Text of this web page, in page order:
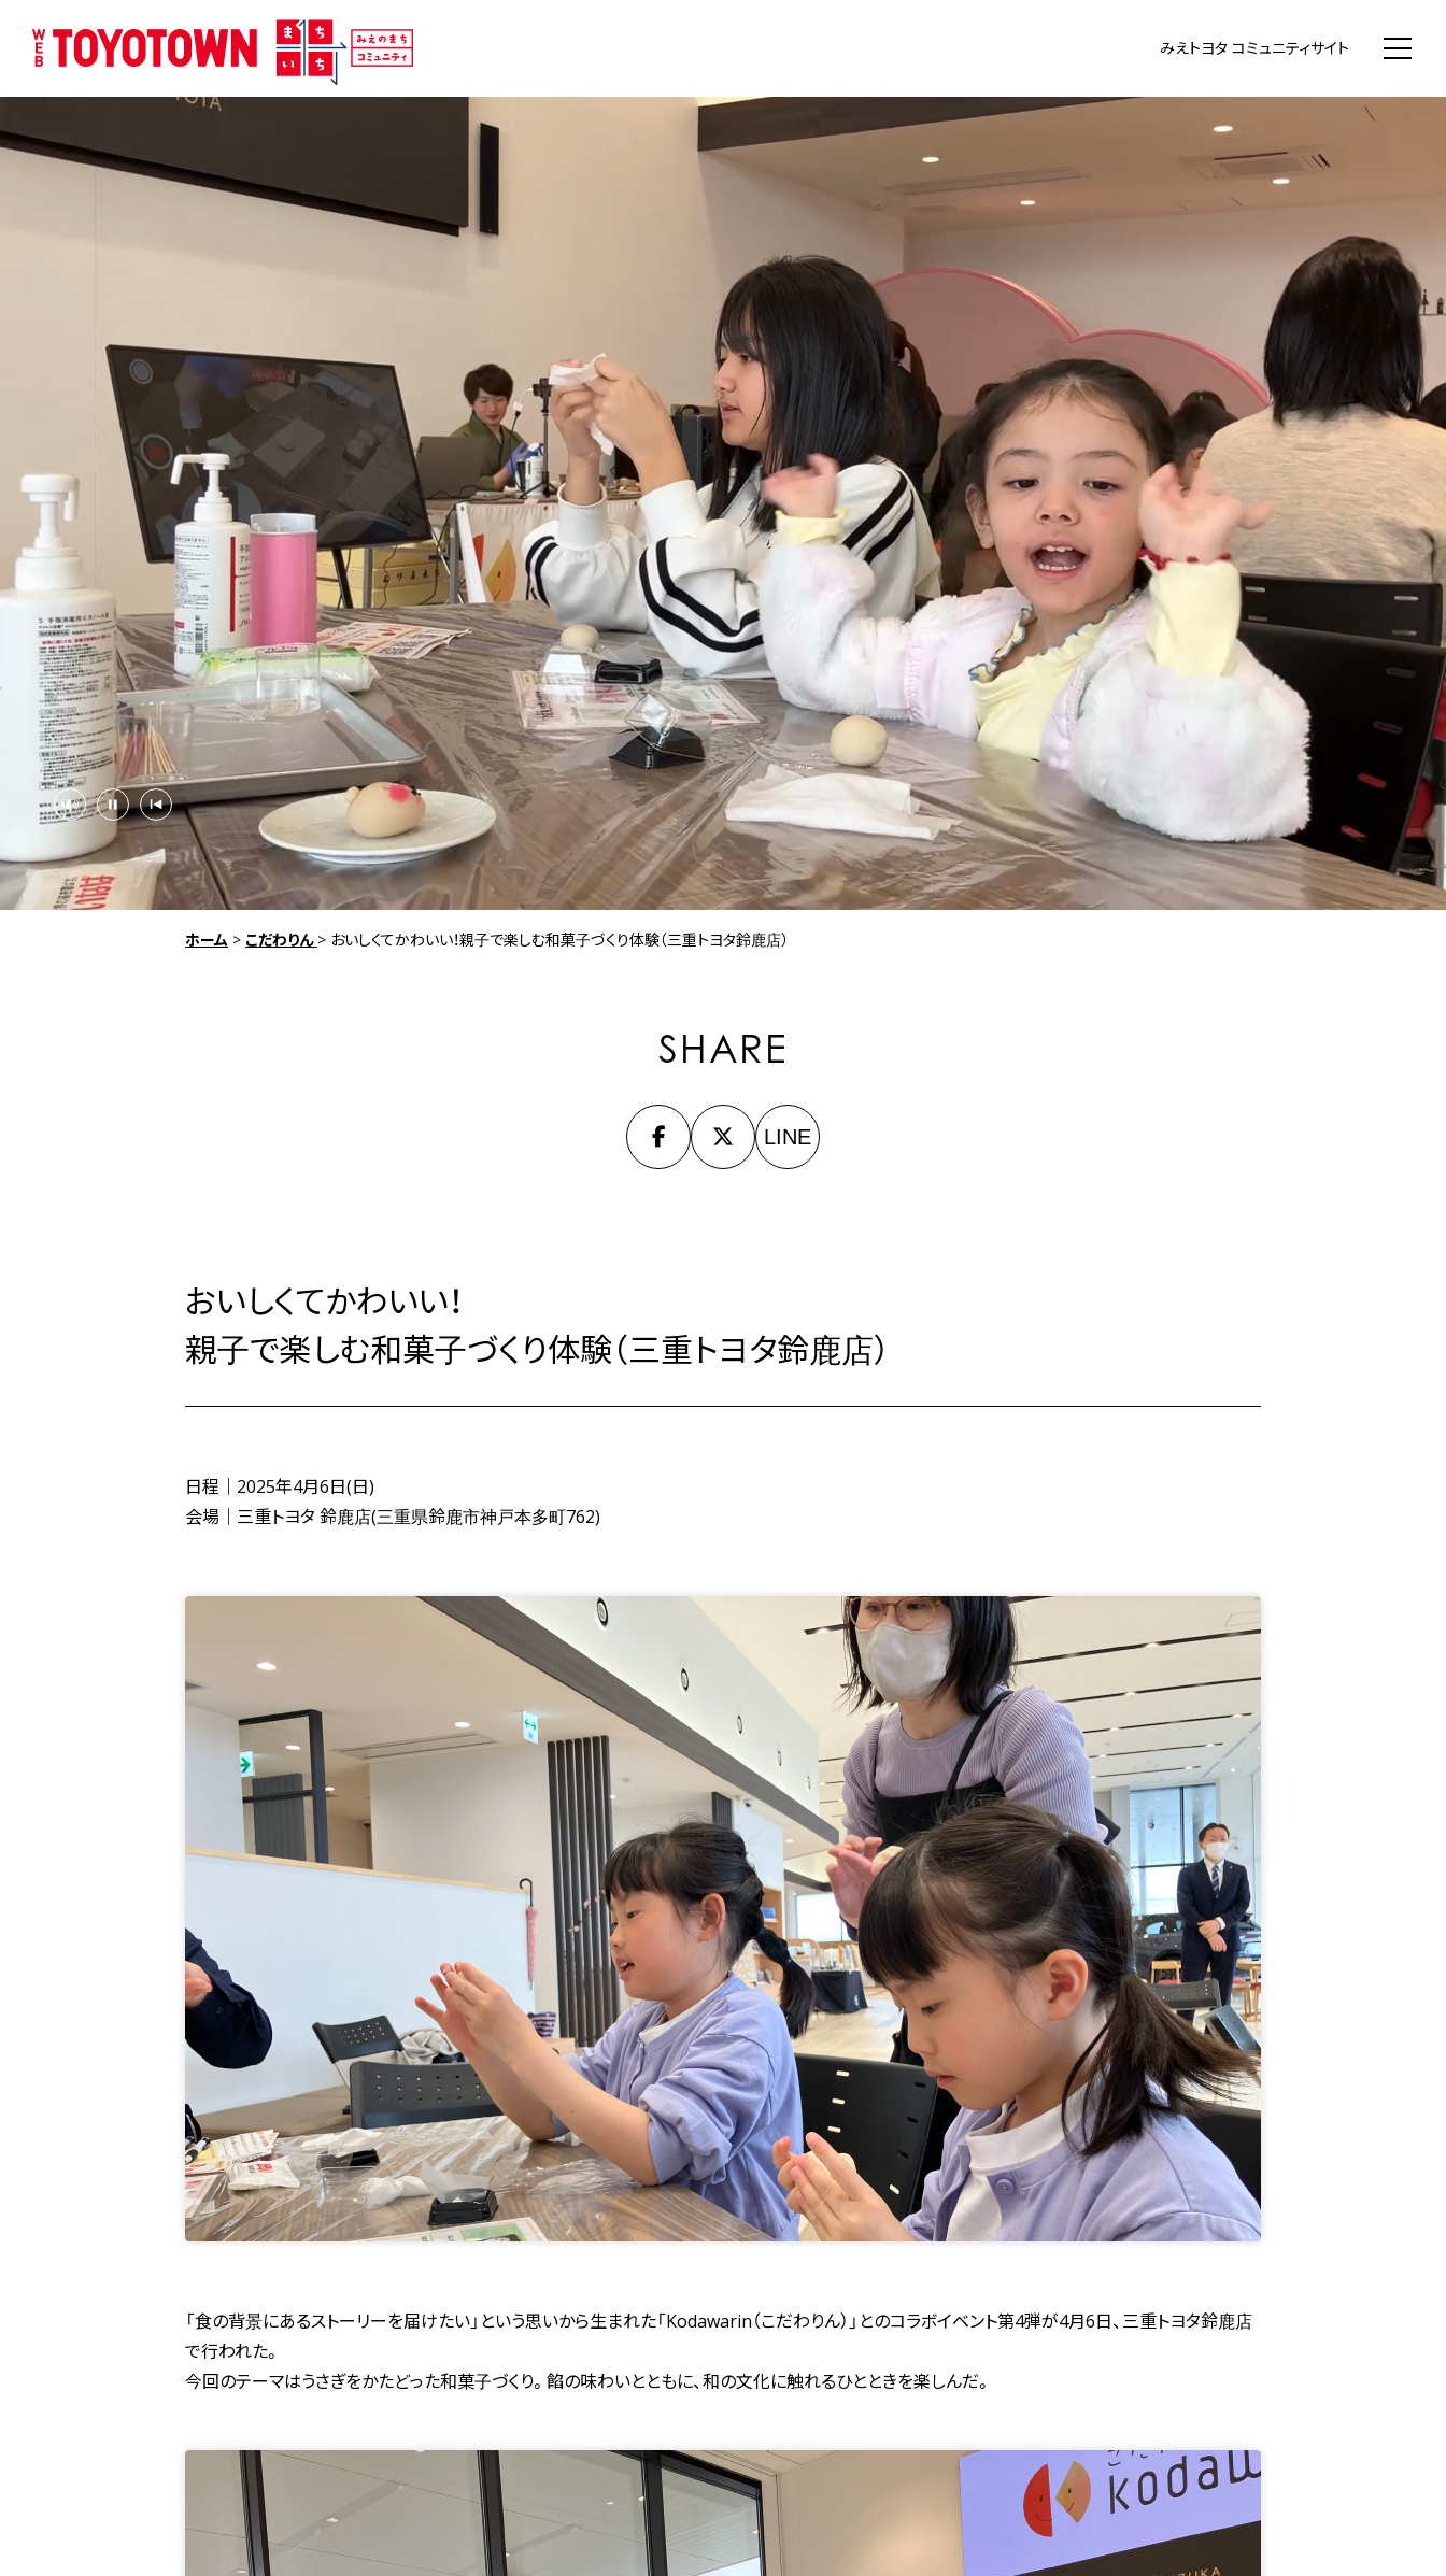
みえトヨタ コミュニティサイト
ホーム > こだわりん > おいしくてかわいい！親子で楽しむ和菓子づくり体験（三重トヨタ鈴鹿店）
SHARE
LINE
おいしくてかわいい！
親子で楽しむ和菓子づくり体験（三重トヨタ鈴鹿店）
日程｜2025年4月6日(日)
会場｜三重トヨタ 鈴鹿店(三重県鈴鹿市神戸本多町762)
「食の背景にあるストーリーを届けたい」という思いから生まれた「Kodawarin（こだわりん）」とのコラボイベント第4弾が4月6日、三重トヨタ鈴鹿店
で行われた。
今回のテーマはうさぎをかたどった和菓子づくり。餡の味わいとともに、和の文化に触れるひとときを楽しんだ。